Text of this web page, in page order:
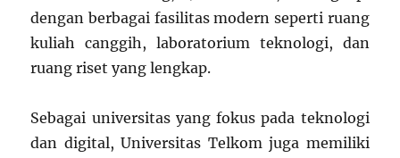
dengan berbagai fasilitas modern seperti ruang
kuliah canggih, laboratorium teknologi, dan
ruang riset yang lengkap.
Sebagai universitas yang fokus pada teknologi
dan digital, Universitas Telkom juga memiliki